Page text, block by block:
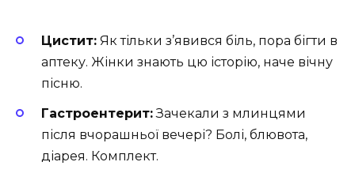
Цистит: Як тільки з’явився біль, пора бігти в
аптеку. Жінки знають цю історію, наче вічну
пісню.
Гастроентерит:Зачекали з млинцями
після вчорашньої вечері? Болі, блювота,
діарея. Комплект.